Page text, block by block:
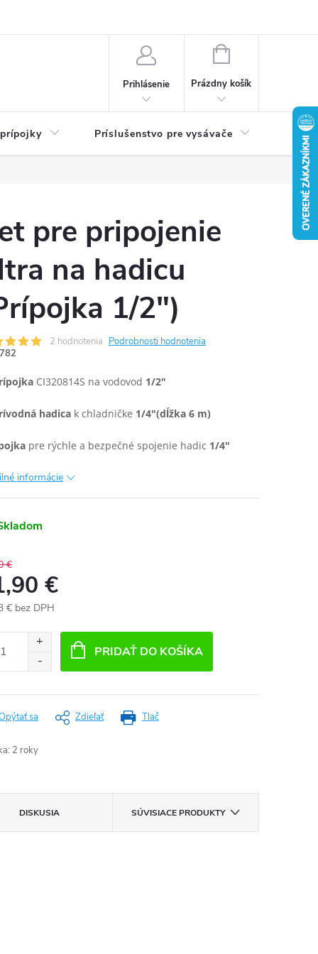
Prihlásenie
NÁKUPNÝ
Prázdny košík
Príslušenstvo pre vysávače
pre pripojenie
na hadicu
1/2")
2 hodnotenia Podrobnosti hodnotenia
782
CI320814S na vodovod 1/2"
hadica k chladničke 1/4"(dĺžka 6 m)
pre rýchle a bezpečné spojenie hadic 1/4"
informácie
€
€
€ bez DPH
PRIDAŤ DO KOŠÍKA
Tlač
sa Zdieľať
: 2 roky
DISKUSIA SÚVISIACE PRODUKTY